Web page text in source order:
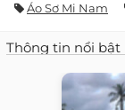
Áo Sơ Mi Nam
Thông tin nổi bật